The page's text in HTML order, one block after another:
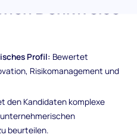
Profil: Bewertet
Risikomanagement und
den Kandidaten komplexe
beurteilen.